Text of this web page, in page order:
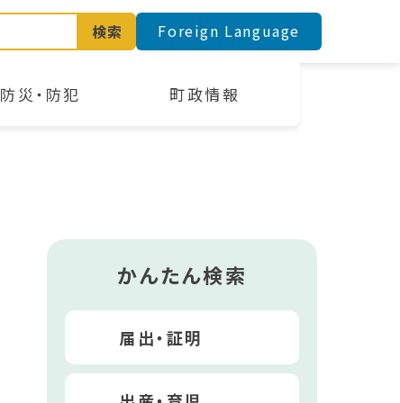
防災・防犯 町政情報
検索 Foreign Language
かんたん検索
届出・証明